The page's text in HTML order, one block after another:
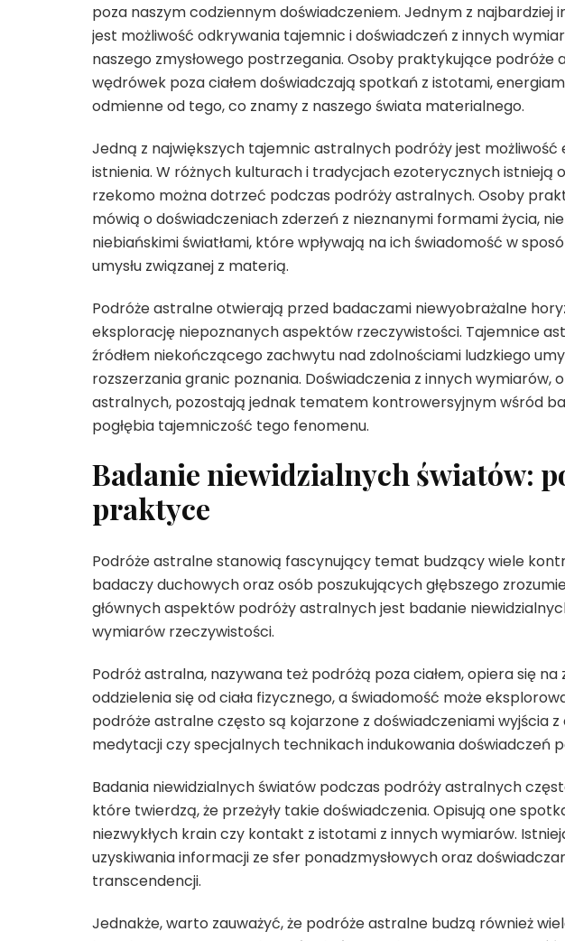
poza naszym codziennym doświadczeniem. Jednym z
jest możliwość odkrywania tajemnic i doświadczeń z innych
naszego zmysłowego postrzegania. Osoby praktykujące podróże
wędrówek poza ciałem doświadczają spotkań z istotami,
odmienne od tego, co znamy z naszego świata materialnego.
Jedną z największych tajemnic astralnych podróży jest
istnienia. W różnych kulturach i tradycjach ezoterycznych istnieją
rzekomo można dotrzeć podczas podróży astralnych. Osoby
mówią o doświadczeniach zderzeń z nieznanymi formami życia,
niebiańskimi światłami, które wpływają na ich świadomość w
umysłu związanej z materią.
Podróże astralne otwierają przed badaczami niewyobrażalne
eksplorację niepoznanych aspektów rzeczywistości. Tajemnice
źródłem niekończącego zachwytu nad zdolnościami ludzkiego
rozszerzania granic poznania. Doświadczenia z innych
astralnych, pozostają jednak tematem kontrowersyjnym wśród
pogłębia tajemniczość tego fenomenu.
Badanie niewidzialnych światów:
praktyce
Podróże astralne stanowią fascynujący temat budzący wiele
badaczy duchowych oraz osób poszukujących głębszego
głównych aspektów podróży astralnych jest badanie
wymiarów rzeczywistości.
Podróż astralna, nazywana też podróżą poza ciałem, opiera się na
oddzielenia się od ciała fizycznego, a świadomość może
podróże astralne często są kojarzone z doświadczeniami wyjścia z
medytacji czy specjalnych technikach indukowania doświadczeń
Badania niewidzialnych światów podczas podróży astralnych
które twierdzą, że przeżyły takie doświadczenia. Opisują one
niezwykłych krain czy kontakt z istotami z innych wymiarów.
uzyskiwania informacji ze sfer ponadzmysłowych oraz
transcendencji.
Jednakże, warto zauważyć, że podróże astralne budzą również